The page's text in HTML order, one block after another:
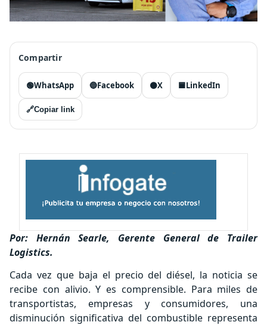
Compartir
🟢WhatsApp 🔵Facebook ⚫X 🟦LinkedIn
🔗Copiar link
Por: Hernán Searle, Gerente General de Trailer
Logistics.
Cada vez que baja el precio del diésel, la noticia se
recibe con alivio. Y es comprensible. Para miles de
transportistas, empresas y consumidores, una
disminución significativa del combustible representa